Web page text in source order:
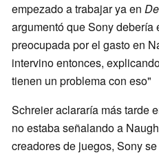
empezado a trabajar ya en
argumentó que Sony debería
preocupada por el gasto en
intervino entonces,
tienen un problema con eso"
Schreier aclararía más tarde
no estaba señalando a
creadores de juegos, Sony